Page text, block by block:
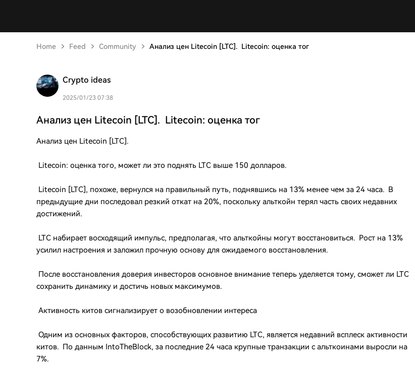
Home Feed Community Анализ цен Litecoin [LTC]. Litecoin: оценка тог
Crypto ideas
2025/01/23 07:38
Анализ цен Litecoin [LTC]. Litecoin: оценка тог
Анализ цен Litecoin [LTC].
Litecoin: оценка того, может ли это поднять LTC выше 150 долларов.
Litecoin [LTC], похоже, вернулся на правильный путь, поднявшись на 13% менее чем за 24 часа. В
предыдущие дни последовал резкий откат на 20%, поскольку альткойн терял часть своих недавних
достижений.
LTC набирает восходящий импульс, предполагая, что альткойны могут восстановиться. Рост на 13%
усилил настроения и заложил прочную основу для ожидаемого восстановления.
После восстановления доверия инвесторов основное внимание теперь уделяется тому, сможет ли LTC
сохранить динамику и достичь новых максимумов.
Активность китов сигнализирует о возобновлении интереса
Одним из основных факторов, способствующих развитию LTC, является недавний всплеск активности
китов. По данным IntoTheBlock, за последние 24 часа крупные транзакции с альткоинами выросли на
7%.